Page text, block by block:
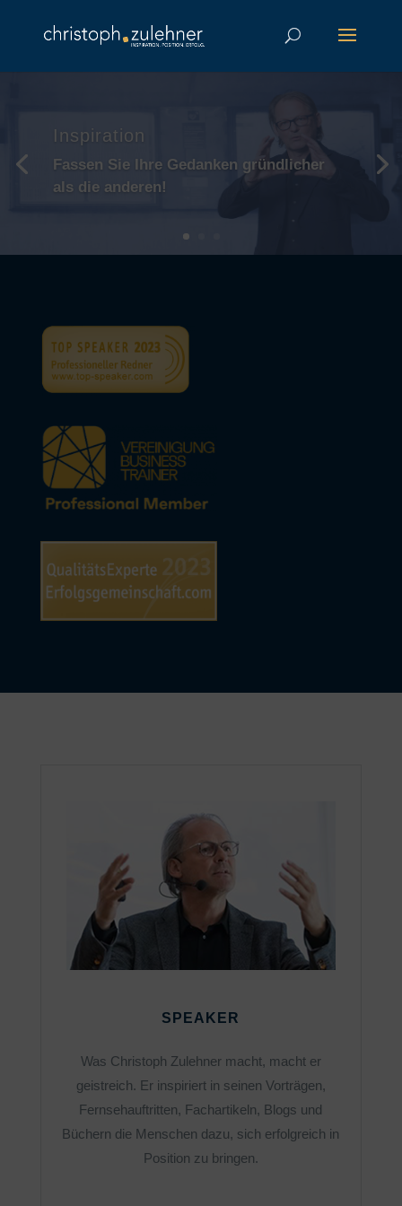
Inspiration
Fassen Sie Ihre Gedanken gründlicher
als die anderen!
SPEAKER
Was Christoph Zulehner macht, macht er
geistreich. Er inspiriert in seinen Vorträgen,
Fernsehauftritten, Fachartikeln, Blogs und
Büchern die Menschen dazu, sich erfolgreich in
Position zu bringen.